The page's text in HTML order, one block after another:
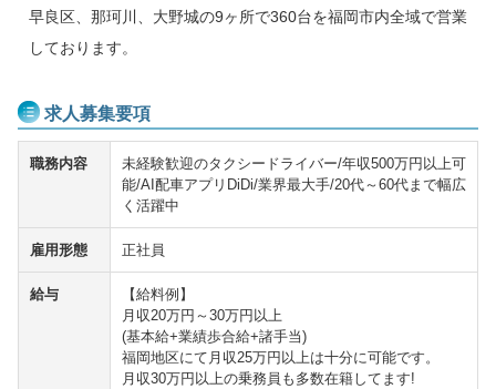
早良区、那珂川、大野城の9ヶ所で360台を福岡市内全域で営業
しております。
求人募集要項
職務内容
未経験歓迎のタクシードライバー/年収500万円以上可
能/AI配車アプリDiDi/業界最大手/20代～60代まで幅広
く活躍中
雇用形態 正社員
給与
【給料例】
月収20万円～30万円以上
(基本給+業績歩合給+諸手当)
福岡地区にて月収25万円以上は十分に可能です。
月収30万円以上の乗務員も多数在籍してます!